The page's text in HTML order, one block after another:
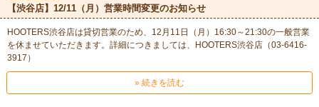
【渋谷店】12/11（月）営業時間変更のお知らせ
HOOTERS渋谷店は貸切営業のため、12月11日（月）16:30～21:30の一般営業
を休ませていただきます。詳細につきましては、HOOTERS渋谷店（03-6416-
3917）
» 続きを読む